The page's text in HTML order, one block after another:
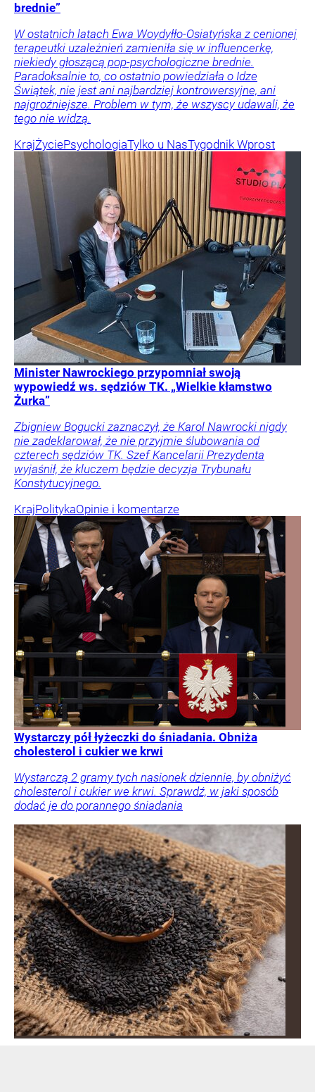
brednie”
W ostatnich latach Ewa Woydyłło-Osiatyńska z cenionej
terapeutki uzależnień zamieniła się w influencerkę,
niekiedy głoszącą pop-psychologiczne brednie.
Paradoksalnie to, co ostatnio powiedziała o Idze
Świątek, nie jest ani najbardziej kontrowersyjne, ani
najgroźniejsze. Problem w tym, że wszyscy udawali, że
tego nie widzą.
KrajŻyciePsychologiaTylko u NasTygodnik Wprost
Minister Nawrockiego przypomniał swoją
wypowiedź ws. sędziów TK. „Wielkie kłamstwo
Żurka”
Zbigniew Bogucki zaznaczył, że Karol Nawrocki nigdy
nie zadeklarował, że nie przyjmie ślubowania od
czterech sędziów TK. Szef Kancelarii Prezydenta
wyjaśnił, że kluczem będzie decyzja Trybunału
Konstytucyjnego.
KrajPolitykaOpinie i komentarze
Wystarczy pół łyżeczki do śniadania. Obniża
cholesterol i cukier we krwi
Wystarczą 2 gramy tych nasionek dziennie, by obniżyć
cholesterol i cukier we krwi. Sprawdź, w jaki sposób
dodać je do porannego śniadania